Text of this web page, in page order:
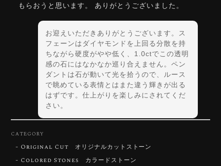
もらおうと思います。 ありがとうございました。
お迎えいただきありがとうございます。ス
フェーンはダイヤモンドを上回る分散を持
ちながら硬度がやや低く、1.0ctでこの透明
感の石にはなかなか巡り合えません。ペン
ダントは石が動いて光を拾うので、ルース
で眺めている表情とはまた違う輝きが出る
はずです。仕上がりを楽しみにされてくだ
さい。
2026/07/30
CATEGORY
Original Cut オリジナルカットストーン
Colored Stones カラードストーン